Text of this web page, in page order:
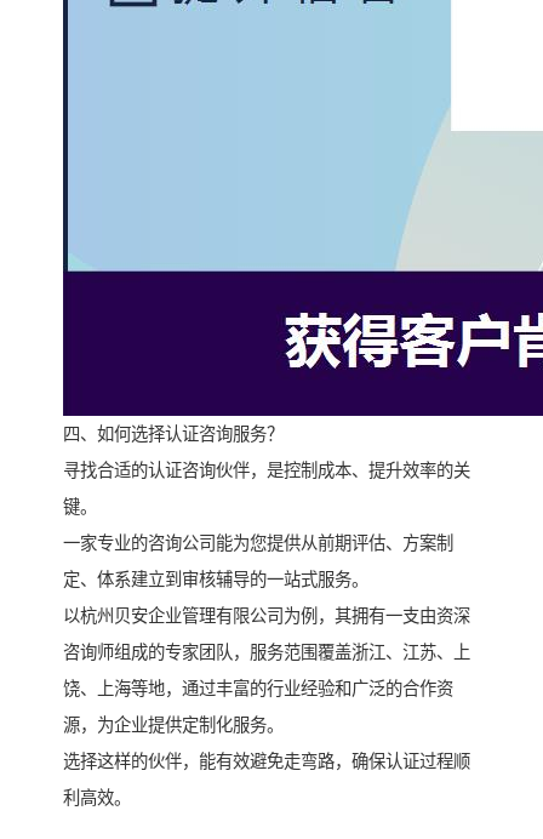
四、如何选择认证咨询服务？
寻找合适的认证咨询伙伴，是控制成本、提升效率的关
键。
一家专业的咨询公司能为您提供从前期评估、方案制
定、体系建立到审核辅导的一站式服务。
以杭州贝安企业管理有限公司为例，其拥有一支由资深
咨询师组成的专家团队，服务范围覆盖浙江、江苏、上
饶、上海等地，通过丰富的行业经验和广泛的合作资
源，为企业提供定制化服务。
选择这样的伙伴，能有效避免走弯路，确保认证过程顺
利高效。